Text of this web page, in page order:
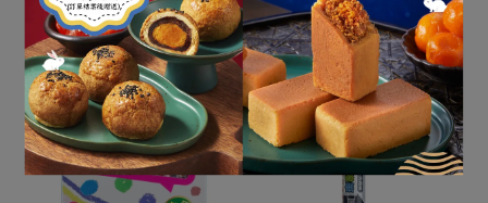
加入購物車 加入購物車